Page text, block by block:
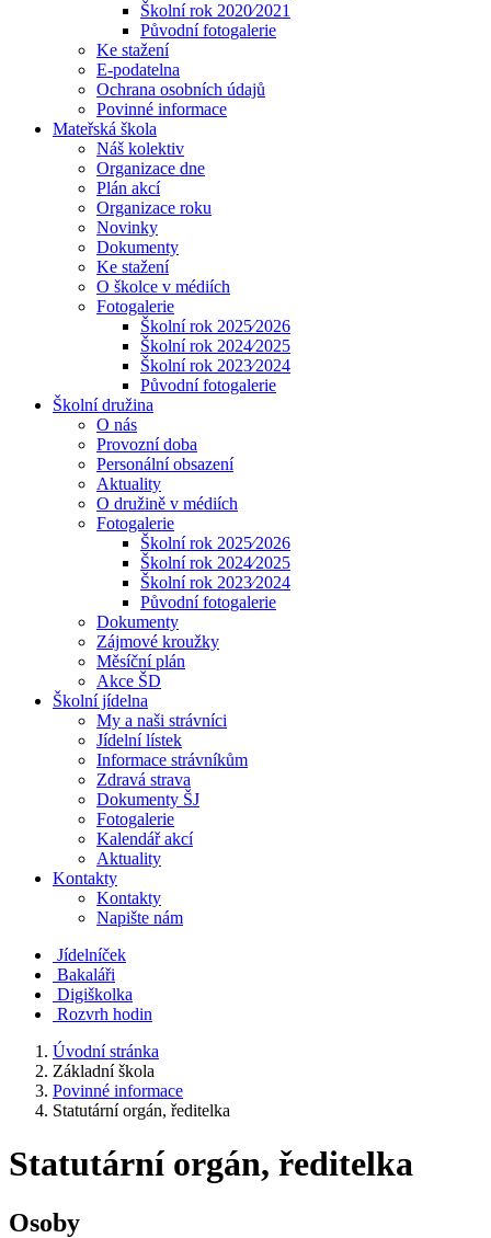
Školní rok 2020⁄2021
Původní fotogalerie
Ke stažení
E-podatelna
Ochrana osobních údajů
Povinné informace
Mateřská škola
Náš kolektiv
Organizace dne
Plán akcí
Organizace roku
Novinky
Dokumenty
Ke stažení
O školce v médiích
Fotogalerie
Školní rok 2025⁄2026
Školní rok 2024⁄2025
Školní rok 2023⁄2024
Původní fotogalerie
Školní družina
O nás
Provozní doba
Personální obsazení
Aktuality
O družině v médiích
Fotogalerie
Školní rok 2025⁄2026
Školní rok 2024⁄2025
Školní rok 2023⁄2024
Původní fotogalerie
Dokumenty
Zájmové kroužky
Měsíční plán
Akce ŠD
Školní jídelna
My a naši strávníci
Jídelní lístek
Informace strávníkům
Zdravá strava
Dokumenty ŠJ
Fotogalerie
Kalendář akcí
Aktuality
Kontakty
Kontakty
Napište nám
Jídelníček
Bakaláři
Digiškolka
Rozvrh hodin
Úvodní stránka
Základní škola
Povinné informace
Statutární orgán, ředitelka
Statutární orgán, ředitelka
Osoby